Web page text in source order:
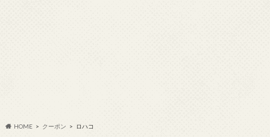
HOME クーポン ロハコ